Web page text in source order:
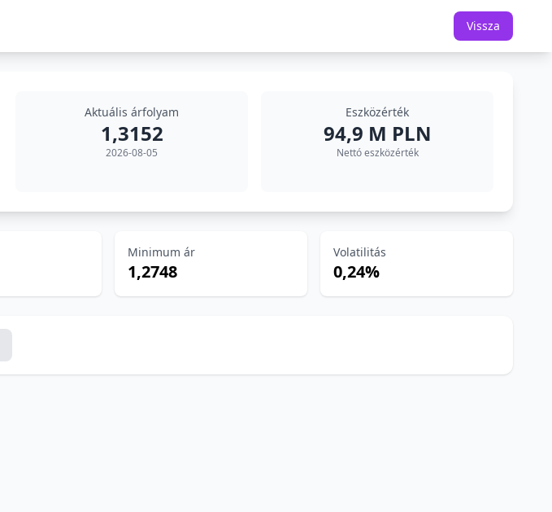
Vissza
Aktuális árfolyam
1,3152
2026-08-05
Eszközérték
94,9 M PLN
Nettó eszközérték
Minimum ár
1,2748
Volatilitás
0,24%